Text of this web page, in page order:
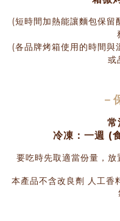
(短時間加熱能讓麵包保留
(各品牌烤箱使用的時間與
或
－
常
冷凍：一週 (
要吃時先取適當份量，
本產品不含改良劑 人工香